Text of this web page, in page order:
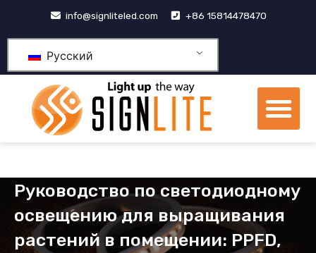
内
info@signliteled.com +86 15814478470
Русский
Руководство по светодиодному
освещению для выращивания
растений в помещении: PPFD,